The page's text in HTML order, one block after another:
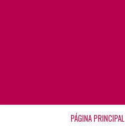
PÁGINA PRINCIPAL